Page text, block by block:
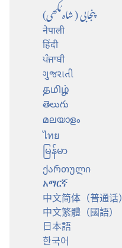
پنجابی (شاہ مُکھی)
नेपाली
हिंदी
ਪੰਜਾਬੀ
ગુજરાતી
தமிழ்
తెలుగు
മലയാളം
ไทย
မြန်မာ
ქართული
አማርኛ
中文简体（普通话）
中文繁體（國語）
日本語
한국어